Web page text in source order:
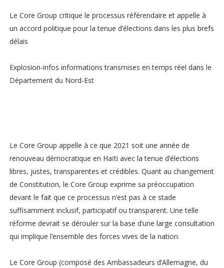
Le Core Group critique le processus référendaire et appelle à
un accord politique pour la tenue d’élections dans les plus brefs
délais
Explosion-infos informations transmises en temps réel dans le
Département du Nord-Est
Le Core Group appelle à ce que 2021 soit une année de
renouveau démocratique en Haïti avec la tenue d’élections
libres, justes, transparentes et crédibles. Quant au changement
de Constitution, le Core Group exprime sa préoccupation
devant le fait que ce processus n’est pas à ce stade
suffisamment inclusif, participatif ou transparent. Une telle
réforme devrait se dérouler sur la base d’une large consultation
qui implique l’ensemble des forces vives de la nation.
Le Core Group (composé des Ambassadeurs d’Allemagne, du